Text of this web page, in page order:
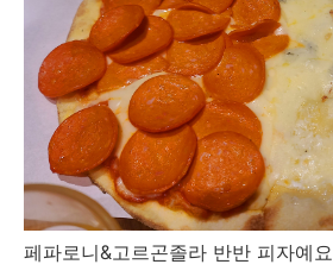
페파로니&고르곤졸라 반반 피자예